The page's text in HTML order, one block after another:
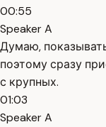
00:55
Speaker A
Думаю,
поэтому сразу
с крупных.
01:03
Speaker A